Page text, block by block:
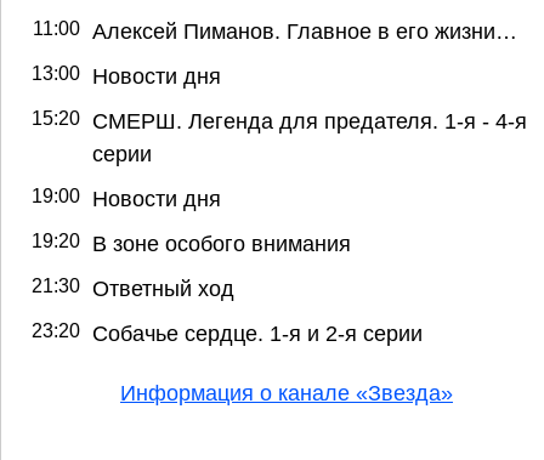
11:00 Алексей Пиманов. Главное в его жизни…
13:00 Новости дня
15:20
СМЕРШ. Легенда для предателя. 1-я - 4-я
серии
19:00 Новости дня
19:20 В зоне особого внимания
21:30 Ответный ход
23:20 Собачье сердце. 1-я и 2-я серии
Информация о канале «Звезда»